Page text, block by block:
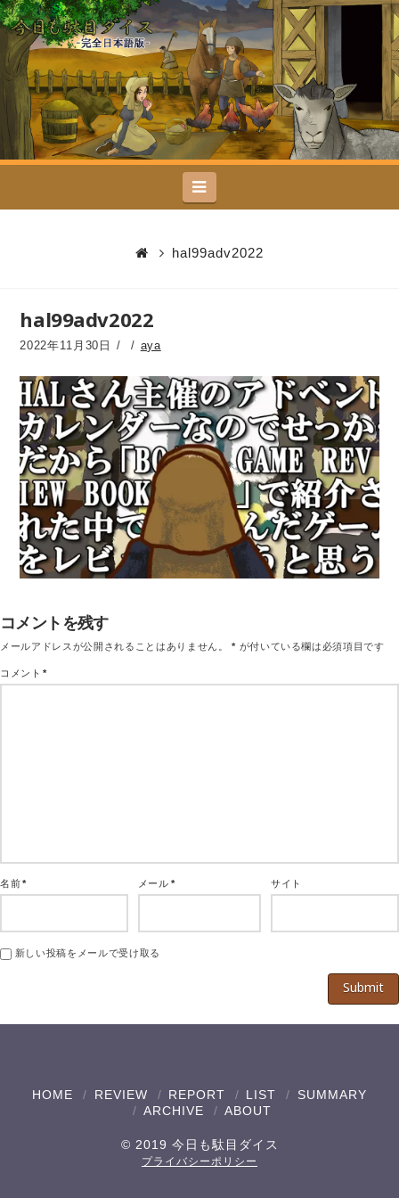
今
日
も
駄
目
イ
ス
Navigation
hal99adv2022
hal99adv2022
2022年11月30日 aya
コメントを残す
メールアドレスが公開されることはありません。 * が付いている欄は必須項目です
コメント*
名前* メール* サイト
新しい投稿をメールで受け取る
HOME REVIEW REPORT LIST
SUMMARY
ARCHIVE
ABOUT
© 2019 今日も駄目ダイス
プライバシーポリシー